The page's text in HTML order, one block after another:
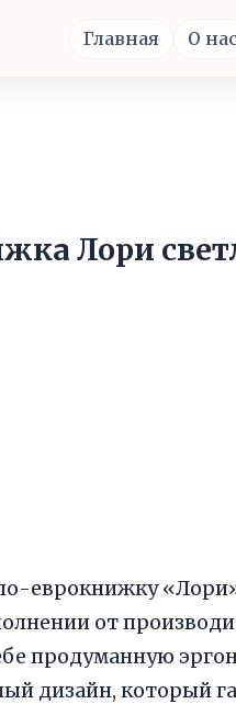
Главная О нас
Лори
еврокнижку
от
продуманную
дизайн, который